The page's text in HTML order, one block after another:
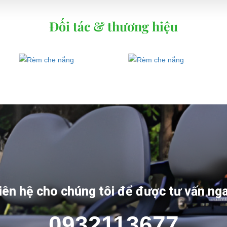
Đối tác & thương hiệu
hệ cho chúng tôi để được tư vấn